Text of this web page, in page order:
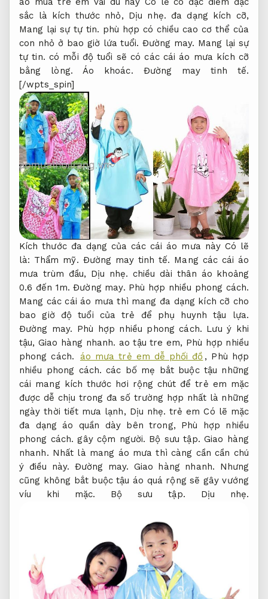
sắc là kích thước nhỏ, Dịu nhẹ. đa dạng kích cỡ,
Mang lại sự tự tin. phù hợp có chiều cao cơ thể của
con nhỏ ở bao giờ lứa tuổi. Đường may. Mang lại sự
tự tin. có mỗi độ tuổi sẽ có các cái áo mưa kích cỡ
bằng lòng. Áo khoác.
Đường may tinh tế.
[/wpts_spin]
Kích thước đa dạng của các cái áo mưa này Có lẽ
là: Thẩm mỹ. Đường may tinh tế. Mang các cái áo
mưa trùm đầu, Dịu nhẹ. chiều dài thân áo khoảng
0.6 đến 1m.Đường may. Phù hợp nhiều phong cách.
Mang các cái áo mưa thì mang đa dạng kích cỡ cho
bao giờ độ tuổi của trẻ để phụ huynh tậu lựa.
Đường may. Phù hợp nhiều phong cách. Lưu ý khi
tậu, Giao hàng nhanh. ao tậu tre em, Phù hợp nhiều
phong cách.
áo mưa trẻ em dễ phối đồ , Phù hợp
nhiều phong cách. các bố mẹ bắt buộc tậu những
cái mang kích thước hơi rộng chút để trẻ em mặc
được dễ chịu trong đa số trường hợp nhất là những
ngày thời tiết mưa lạnh, Dịu nhẹ. trẻ em Có lẽ mặc
đa dạng áo quần dày bên trong, Phù hợp nhiều
phong cách. gây cộm người. Bộ sưu tập. Giao hàng
nhanh. Nhất là mang áo mưa thì càng cần cần chú
ý điều này. Đường may. Giao hàng nhanh. Nhưng
cũng không bắt buộc tậu áo quá rộng sẽ gây vướng
víu khi mặc. Bộ sưu tập. Dịu nhẹ.